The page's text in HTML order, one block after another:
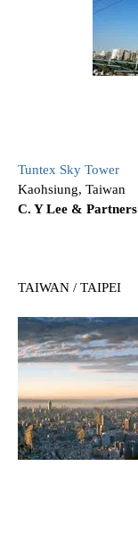
Tuntex Sky Tower
Kaohsiung, Taiwan
C. Y Lee & Partners
TAIWAN / TAIPEI